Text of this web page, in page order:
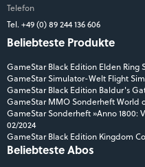
Telefon
Tel. +49 (0) 89 244 136 606
Beliebteste Produkte
GameStar Black Edition Elden Ring
GameStar Simulator-Welt Flight
GameStar Black Edition Baldur's
GameStar MMO Sonderheft World
GameStar Sonderheft »Anno 1800:
02/2024
GameStar Black Edition Kingdom
Beliebteste Abos